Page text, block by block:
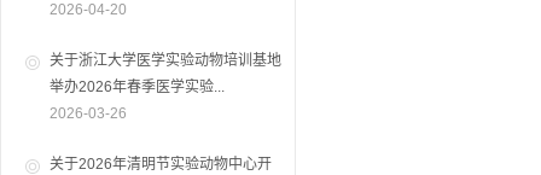
2026-04-20
关于浙江大学医学实验动物培训基地
举办2026年春季医学实验...
2026-03-26
关于2026年清明节实验动物中心开